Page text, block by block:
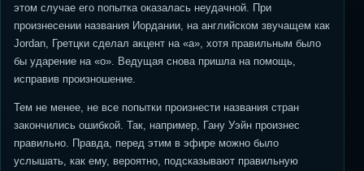
этом случае его попытка оказалась неудачной. При
произнесении названия Иордании, на английском звучащем как
Jordan, Гретцки сделал акцент на «а», хотя правильным было
бы ударение на «о». Ведущая снова пришла на помощь,
исправив произношение.
Тем не менее, не все попытки произнести названия стран
закончились ошибкой. Так, например, Гану Уэйн произнес
правильно. Правда, перед этим в эфире можно было
услышать, как ему, вероятно, подсказывают правильную